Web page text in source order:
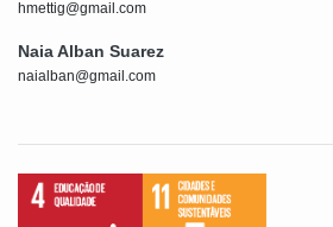
hmettig@gmail.com
Naia Alban Suarez
naialban@gmail.com